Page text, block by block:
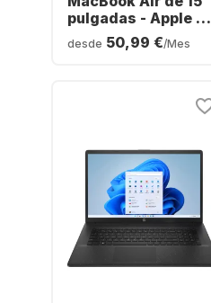
pulgadas - Apple M5
- 16 GB - SSD de 512
GB - Apple 10
desde 50,99 €/Mes